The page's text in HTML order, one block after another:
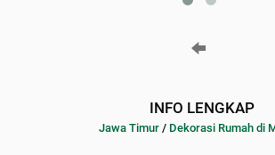
INFO LENGKAP
Jawa Timur / Dekorasi Rumah di